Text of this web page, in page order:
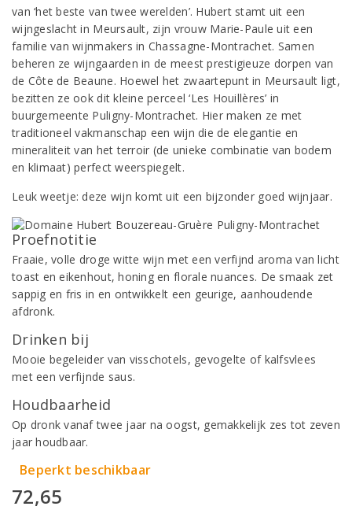
van ‘het beste van twee werelden’. Hubert stamt uit een
wijngeslacht in Meursault, zijn vrouw Marie-Paule uit een
familie van wijnmakers in Chassagne-Montrachet. Samen
beheren ze wijngaarden in de meest prestigieuze dorpen van
de Côte de Beaune. Hoewel het zwaartepunt in Meursault ligt,
bezitten ze ook dit kleine perceel ‘Les Houillères’ in
buurgemeente Puligny-Montrachet. Hier maken ze met
traditioneel vakmanschap een wijn die de elegantie en
mineraliteit van het terroir (de unieke combinatie van bodem
en klimaat) perfect weerspiegelt.
Leuk weetje: deze wijn komt uit een bijzonder goed wijnjaar.
Proefnotitie
Fraaie, volle droge witte wijn met een verfijnd aroma van licht
toast en eikenhout, honing en florale nuances. De smaak zet
sappig en fris in en ontwikkelt een geurige, aanhoudende
afdronk.
Drinken bij
Mooie begeleider van visschotels, gevogelte of kalfsvlees
met een verfijnde saus.
Houdbaarheid
Op dronk vanaf twee jaar na oogst, gemakkelijk zes tot zeven
jaar houdbaar.
Beperkt beschikbaar
72,65